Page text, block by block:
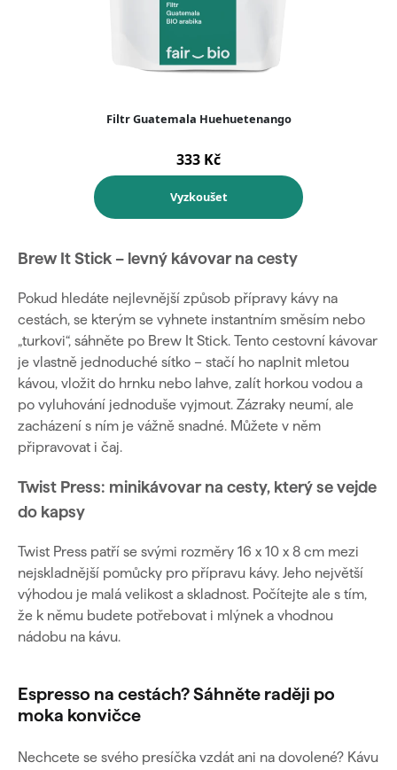
Brew It Stick – levný kávovar na cesty
Pokud hledáte nejlevnější způsob přípravy kávy na
cestách, se kterým se vyhnete instantním směsím nebo
„turkovi“, sáhněte po Brew It Stick. Tento cestovní kávovar
je vlastně jednoduché sítko – stačí ho naplnit mletou
kávou, vložit do hrnku nebo lahve, zalít horkou vodou a
po vyluhování jednoduše vyjmout. Zázraky neumí, ale
zacházení s ním je vážně snadné. Můžete v něm
připravovat i čaj.
Twist Press: minikávovar na cesty, který se vejde
do kapsy
Twist Press patří se svými rozměry 16 x 10 x 8 cm mezi
nejskladnější pomůcky pro přípravu kávy. Jeho největší
výhodou je malá velikost a skladnost. Počítejte ale s tím,
že k němu budete potřebovat i mlýnek a vhodnou
nádobu na kávu.
Espresso na cestách? Sáhněte raději po
moka konvičce
Nechcete se svého presíčka vzdát ani na dovolené? Kávu